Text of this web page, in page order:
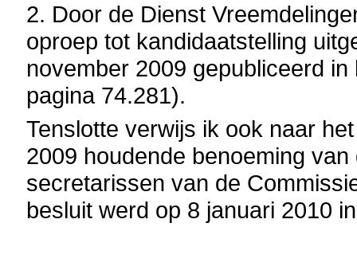
2. Door de Dienst
oproep tot kandidaatstelling
november 2009 gepubliceerd
pagina 74.281).
Tenslotte verwijs ik ook naar
2009 houdende benoeming
secretarissen van de
besluit werd op 8 januari 2010